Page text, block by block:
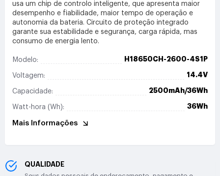
usa um chip de controlo inteligente, que apresenta maior
desempenho e fiabilidade, maior tempo de operação e
autonomia da bateria. Circuito de proteção integrado
garante sua estabilidade e segurança, carga rápida, mas
consumo de energia lento.
Modelo: H18650CH-2600-4S1P
Voltagem: 14.4V
Capacidade: 2500mAh/36Wh
Watt-hora (Wh): 36Wh
Mais Informações
QUALIDADE